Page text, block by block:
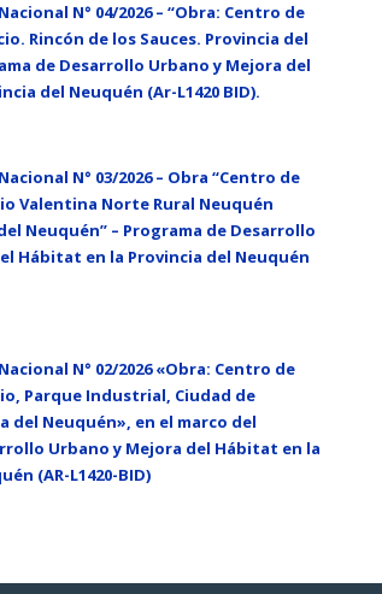
N° 04/2026 – “Obra: Centro de
Rincón de los Sauces. Provincia del
de Desarrollo Urbano y Mejora del
del Neuquén (Ar-L1420 BID).
N° 03/2026 – Obra “Centro de
Valentina Norte Rural Neuquén
Neuquén” – Programa de Desarrollo
Hábitat en la Provincia del Neuquén
N° 02/2026 «Obra: Centro de
Parque Industrial, Ciudad de
del Neuquén», en el marco del
Urbano y Mejora del Hábitat en la
(AR-L1420-BID)